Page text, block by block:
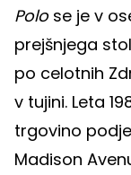
Polose je v
prejšnjega
po celotnih
v tujini. Leta
trgovino
Madison